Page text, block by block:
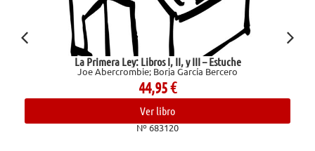
La Primera Ley: Libros I, II, y III – Estuche
Joe Abercrombie; Borja García Bercero
44,95€
Ver libro
Nº 683120